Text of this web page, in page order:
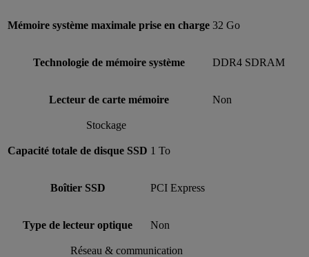
Mémoire système maximale prise en charge 32 Go
Technologie de mémoire système DDR4 SDRAM
Lecteur de carte mémoire Non
Stockage
Capacité totale de disque SSD 1 To
Boîtier SSD PCI Express
Type de lecteur optique Non
Réseau & communication